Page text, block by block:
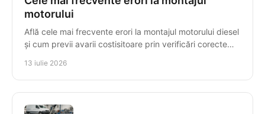
motorului
Află cele mai frecvente erori la montajul motorului diesel
și cum previi avarii costisitoare prin verificări corecte
13 iulie 2026